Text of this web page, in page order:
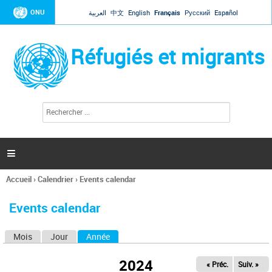
Jump to navigation
ONU العربية 中文 English Français Русский Español
Réfugiés et migrants
l
c
h
e

Vous
ici
Accueil›Calendrier› Events calendar
Events calendar
Mois Jour Année
2024 « Préc. Suiv. »